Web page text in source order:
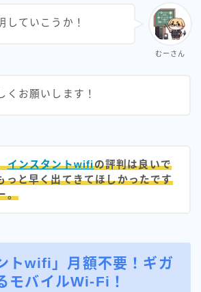
識
の方）
国）
むーさん
していこうか！
くお願いします！
インスタントwifiの評判は良いで
っと早く出てきてほしかったです
。
トwifi」月額不要！ギガ
モバイルWi-Fi！